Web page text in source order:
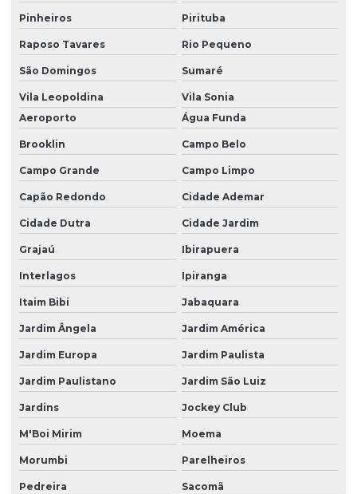
Mancal Autocompensador Para Rolamentos
Mancal Bipartido
Mancal Bipartido Para Eixo
Mancal Bipartido Para Eixo 200mm
Mancal Bipartido Para Eixo 40mm
Mancal Bipartido Para Eixo De 50mm
Mancal Bipartido Para Rolamentos Cônicos
Mancal Com Anel Pescador De Óleo
Mancal Com Base Triangular Para Eixo
Mancal Com Rolamento
Mancal De Rolamento
Mancal Inteiriço
Mancal Inteiriço Para Eixo De 135mm
Mancal Inteiriço Para Rolamento 222k
Mancal Para Eixo De 360mm
Pinheiros Pirituba
Raposo Tavares Rio Pequeno
São Domingos Sumaré
Vila Leopoldina
Vila Sonia
Aeroporto
Água Funda
Brooklin Campo Belo
Campo Grande Campo Limpo
Capão Redondo Cidade Ademar
Cidade Dutra Cidade Jardim
Grajaú Ibirapuera
Interlagos Ipiranga
Itaim Bibi Jabaquara
Jardim Ângela Jardim América
Jardim Europa Jardim Paulista
Jardim Paulistano Jardim São Luiz
Jardins Jockey Club
M'Boi Mirim Moema
Morumbi Parelheiros
Pedreira Sacomã